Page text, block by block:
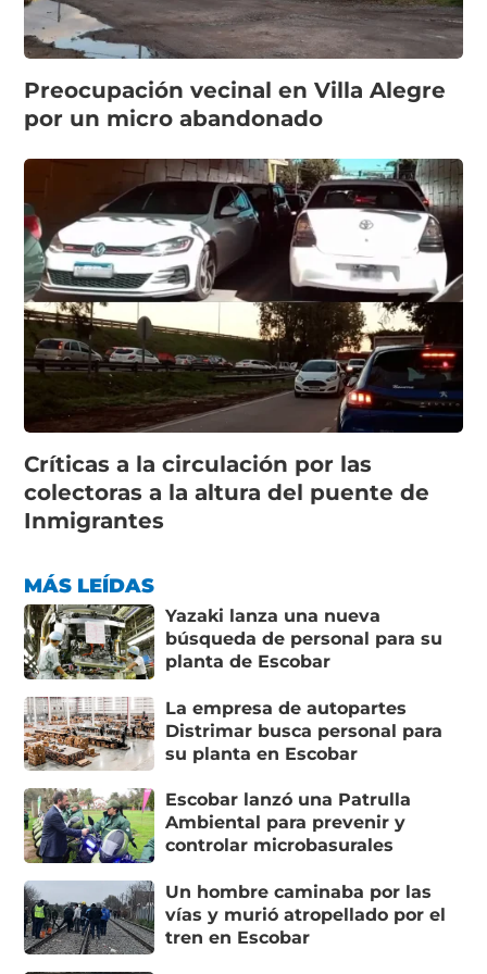
Preocupación vecinal en Villa Alegre
por un micro abandonado
Críticas a la circulación por las
colectoras a la altura del puente de
Inmigrantes
MÁS LEÍDAS
Yazaki lanza una nueva
búsqueda de personal para su
planta de Escobar
La empresa de autopartes
Distrimar busca personal para
su planta en Escobar
Escobar lanzó una Patrulla
Ambiental para prevenir y
controlar microbasurales
Un hombre caminaba por las
vías y murió atropellado por el
tren en Escobar